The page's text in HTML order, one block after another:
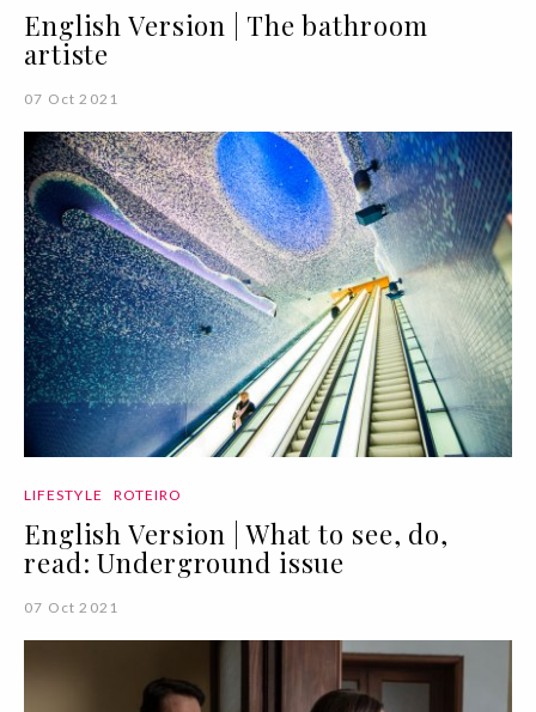
English Version | The bathroom
artiste
07 Oct 2021
LIFESTYLE ROTEIRO
English Version | What to see, do,
read: Underground issue
07 Oct 2021